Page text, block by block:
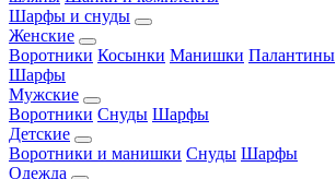
Шарфы и снуды
Женские
Воротники Косынки Манишки Палантины
Шарфы
Мужские
Воротники Снуды Шарфы
Детские
Воротники и манишки Снуды Шарфы
Одежда